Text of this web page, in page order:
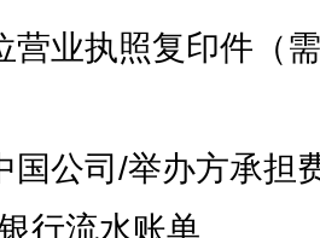
营业执照复印件（
国公司/举办方承担
行流水账单